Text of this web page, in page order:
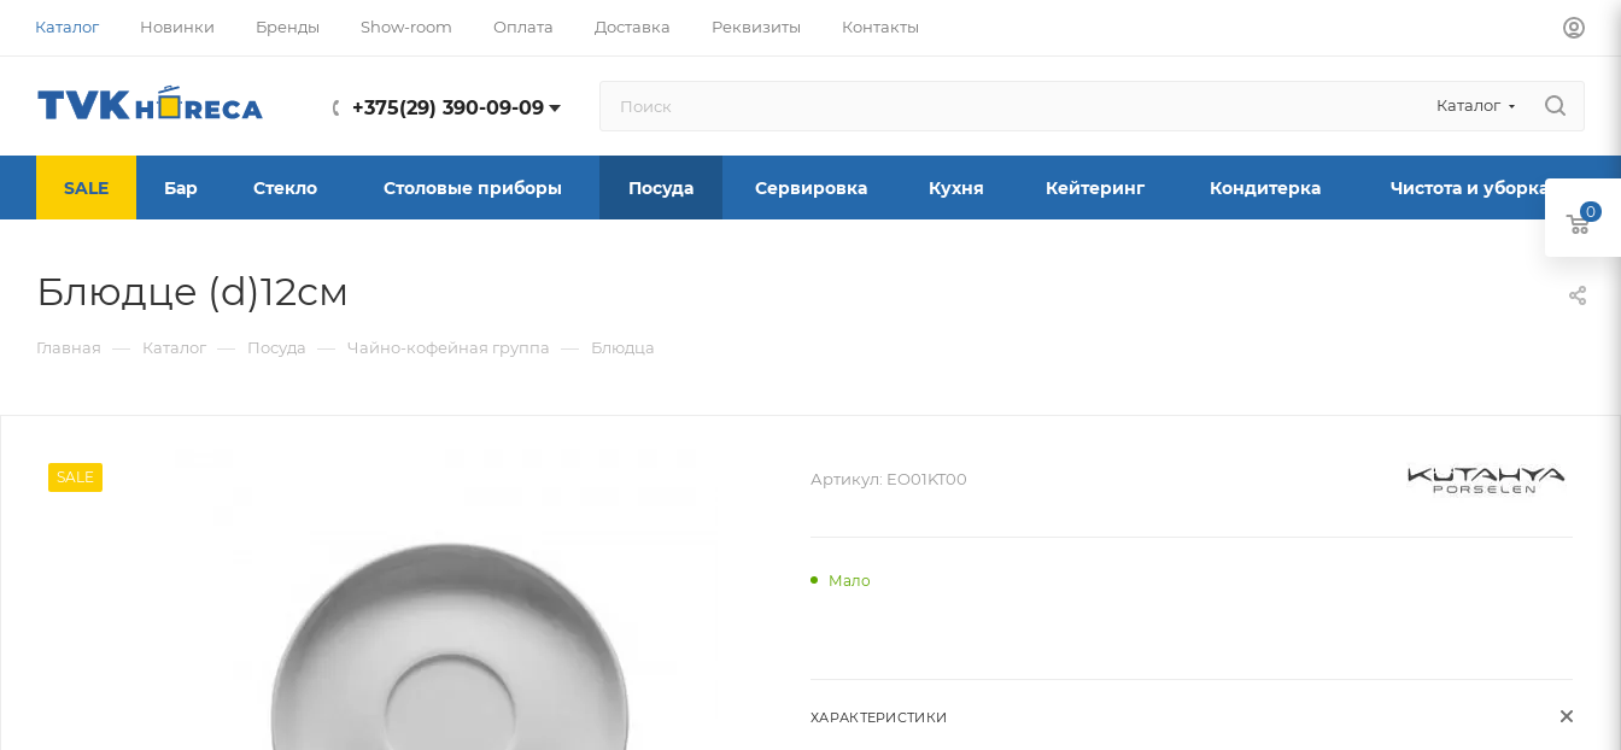
Каталог Новинки Бренды Show-room Оплата Доставка Реквизиты Контакты
+375(29) 390-09-09 Каталог
SALE Бар Стекло Столовые приборы Посуда Сервировка Кухня Кейтеринг Кондитерка Чистота и уборка
Блюдце (d)12см
Главная — Каталог — Посуда — Чайно-кофейная группа — Блюдца
SALE Артикул: EO01KT00
Мало
ХАРАКТЕРИСТИКИ
0